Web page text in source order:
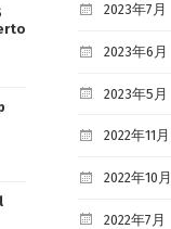
2023年7月
2023年6月
2023年5月
2022年11月
2022年10月
2022年7月